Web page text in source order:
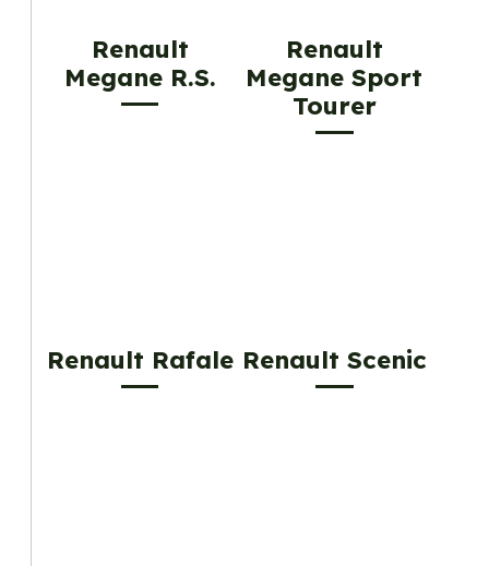
Renault
Megane R.S.
Renault
Megane Sport
Tourer
Renault Rafale Renault Scenic